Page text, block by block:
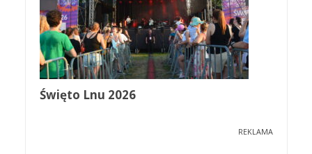
Święto Lnu 2026
REKLAMA